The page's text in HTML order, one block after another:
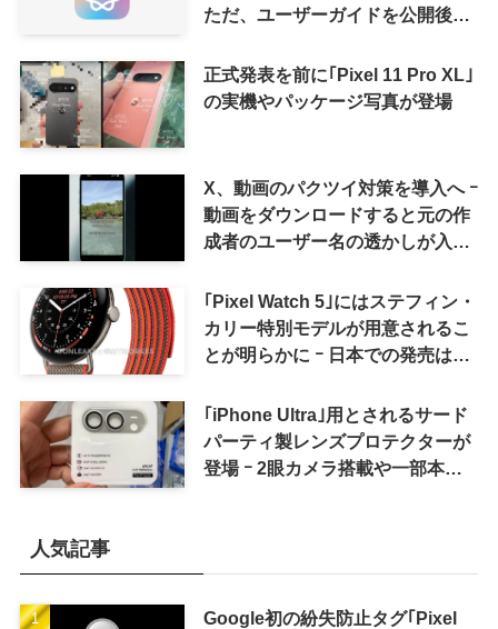
ただ、ユーザーガイドを公開後に
正式発表を前に｢Pixel 11 Pro XL｣
の実機やパッケージ写真が登場
X、動画のパクツイ対策を導入へ ｰ
動画をダウンロードすると元の作
成者のユーザー名の透かしが入る
｢Pixel Watch 5｣にはステフィン・
カリー特別モデルが用意されるこ
とが明らかに ｰ 日本での発売は期
｢iPhone Ultra｣用とされるサード
パーティ製レンズプロテクターが
登場 ｰ 2眼カメラ搭載や一部本体
人気記事
Google初の紛失防止タグ｢Pixel